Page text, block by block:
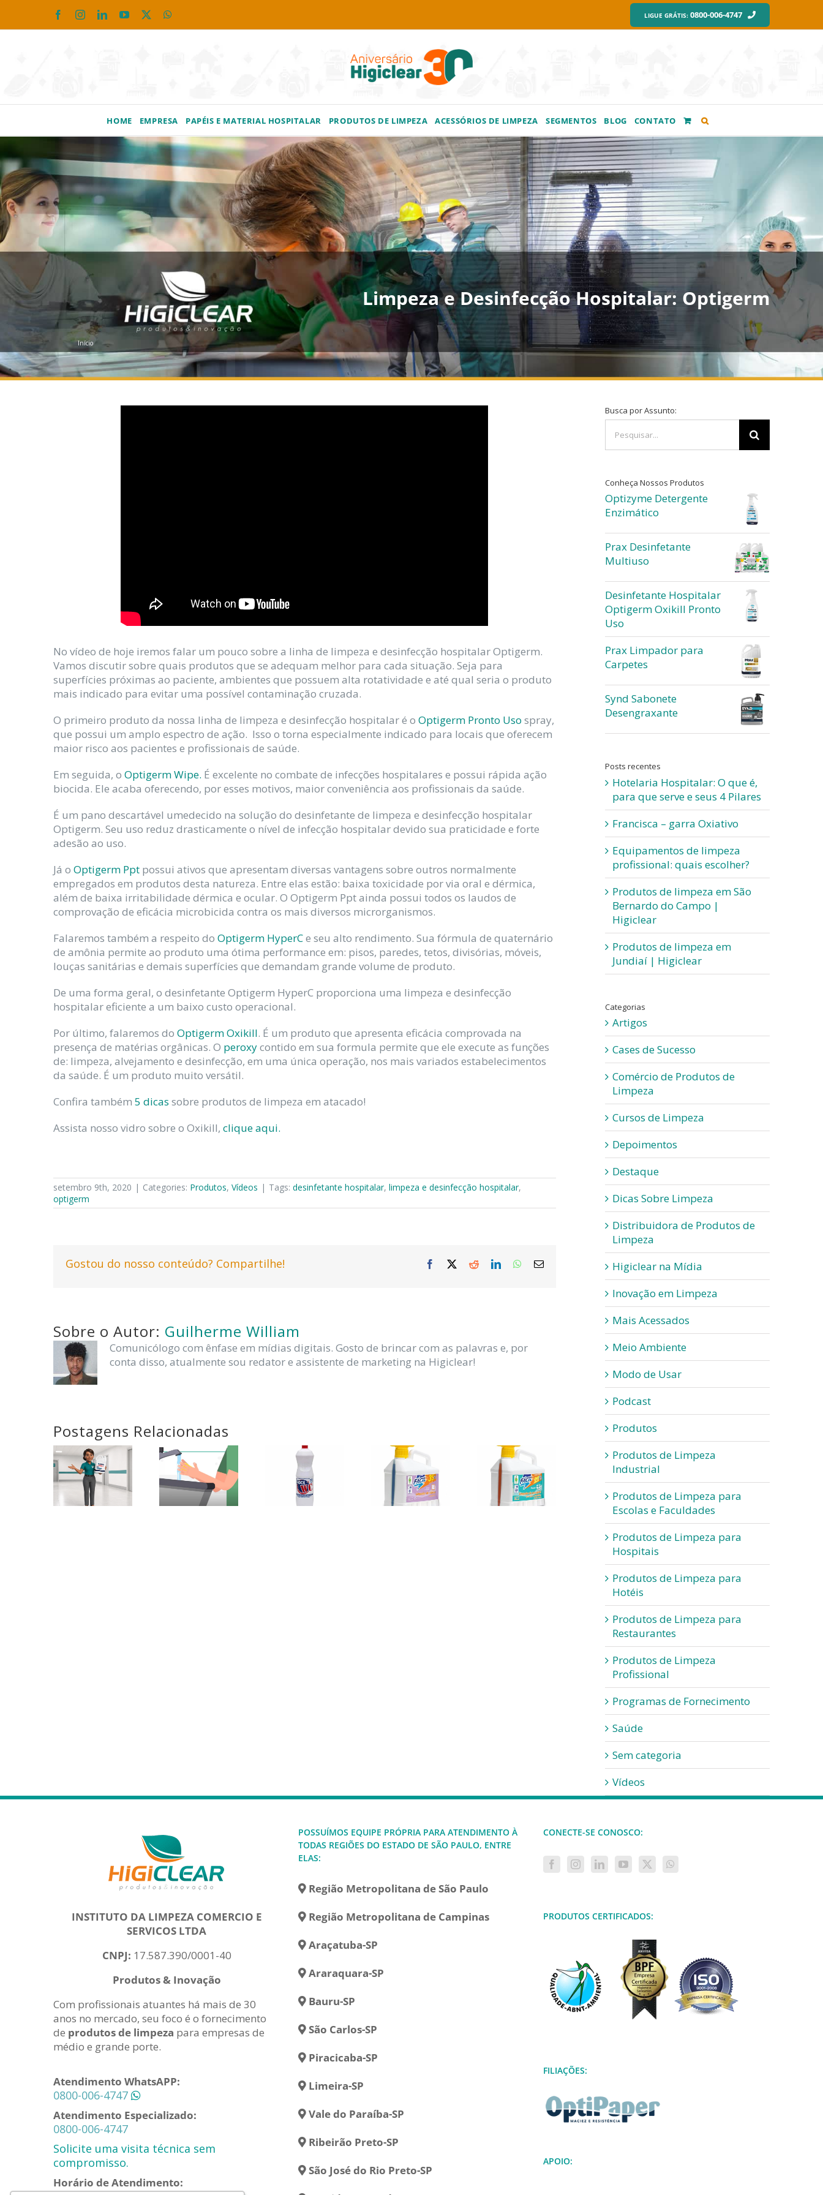
o
FacebookInstagramLinkedInYouTube LIGUE GRÁTIS: 0800-006-4747
HOME EMPRESA PAPÉIS E MATERIAL HOSPITALAR PRODUTOS DE LIMPEZA ACESSÓRIOS DE LIMPEZA SEGMENTOS BLOG CONTATO
Limpeza e Desinfecção Hospitalar: Optigerm
Início
No vídeo de hoje iremos falar um pouco sobre a linha de limpeza e desinfecção hospitalar Optigerm.
Vamos discutir sobre quais produtos que se adequam melhor para cada situação. Seja para
superfícies próximas ao paciente, ambientes que possuem alta rotatividade e até qual seria o produto
mais indicado para evitar uma possível contaminação cruzada.
O primeiro produto da nossa linha de limpeza e desinfecção hospitalar é o Optigerm Pronto Uso spray,
que possui um amplo espectro de ação. Isso o torna especialmente indicado para locais que oferecem
maior risco aos pacientes e profissionais de saúde.
Em seguida, o Optigerm Wipe. É excelente no combate de infecções hospitalares e possui rápida ação
biocida. Ele acaba oferecendo, por esses motivos, maior conveniência aos profissionais da saúde.
É um pano descartável umedecido na solução do desinfetante de limpeza e desinfecção hospitalar
Optigerm. Seu uso reduz drasticamente o nível de infecção hospitalar devido sua praticidade e forte
adesão ao uso.
Já o Optigerm Ppt possui ativos que apresentam diversas vantagens sobre outros normalmente
empregados em produtos desta natureza. Entre elas estão: baixa toxicidade por via oral e dérmica,
além de baixa irritabilidade dérmica e ocular. O Optigerm Ppt ainda possui todos os laudos de
comprovação de eficácia microbicida contra os mais diversos microrganismos.
Falaremos também a respeito do Optigerm HyperCe seu alto rendimento. Sua fórmula de quaternário
de amônia permite ao produto uma ótima performance em: pisos, paredes, tetos, divisórias, móveis,
louças sanitárias e demais superfícies que demandam grande volume de produto.
De uma forma geral, o desinfetante Optigerm HyperC proporciona uma limpeza e desinfecção
hospitalar eficiente a um baixo custo operacional.
Por último, falaremos do Optigerm Oxikill. É um produto que apresenta eficácia comprovada na
presença de matérias orgânicas. O peroxycontido em sua formula permite que ele execute as funções
de: limpeza, alvejamento e desinfecção, em uma única operação, nos mais variados estabelecimentos
da saúde. É um produto muito versátil.
Confira também 5 dicas sobre produtos de limpeza em atacado!
Assista nosso vidro sobre o Oxikill, clique aqui.
setembro 9th, 2020 | Categories: Produtos, Vídeos | Tags: desinfetante hospitalar, limpeza e desinfecção hospitalar,
optigerm
Gostou do nosso conteúdo? Compartilhe! Facebook
X RedditLinkedInWhatsApp
E-
Sobre o Autor: Guilherme William
Comunicólogo com ênfase em mídias digitais. Gosto de brincar com as palavras e, por
conta disso, atualmente sou redator e assistente de marketing na Higiclear!
Postagens Relacionadas
Francisca –
garra
Antissepsia
das mãos
| Opticare
SS
Limpador
Ácido
Fácil 35 SB
Limpador
para
Vidros
Limpador
Geral
Oxiativo
| Opticare
Busca por Assunto:
resultados
para:
Conheça Nossos Produtos
Optizyme Detergente
Enzimático
Prax Desinfetante
Multiuso
Desinfetante Hospitalar
Optigerm Oxikill Pronto
Uso
Prax Limpador para
Carpetes
Synd Sabonete
Desengraxante
Posts recentes
Hotelaria Hospitalar: O que é,
para que serve e seus 4 Pilares
Francisca – garra Oxiativo
Equipamentos de limpeza
profissional: quais escolher?
Produtos de limpeza em São
Bernardo do Campo |
Higiclear
Produtos de limpeza em
Jundiaí | Higiclear
Categorias
Artigos
Cases de Sucesso
Comércio de Produtos de
Limpeza
Cursos de Limpeza
Depoimentos
Destaque
Dicas Sobre Limpeza
Distribuidora de Produtos de
Limpeza
Higiclear na Mídia
Inovação em Limpeza
Mais Acessados
Meio Ambiente
Modo de Usar
Podcast
Produtos
Produtos de Limpeza
Industrial
Produtos de Limpeza para
Escolas e Faculdades
Produtos de Limpeza para
Hospitais
Produtos de Limpeza para
Hotéis
Produtos de Limpeza para
Restaurantes
Produtos de Limpeza
Profissional
Programas de Fornecimento
Saúde
Sem categoria
Vídeos
INSTITUTO DA LIMPEZA COMERCIO E
SERVICOS LTDA
CNPJ: 17.587.390/0001-40
Produtos & Inovação
Com profissionais atuantes há mais de 30
anos no mercado, seu foco é o fornecimento
de produtos de limpeza para empresas de
médio e grande porte.
Atendimento WhatsAPP:
0800-006-4747
Atendimento Especializado:
0800-006-4747
Solicite uma visita técnica sem
compromisso.
Horário de Atendimento:
POSSUÍMOS EQUIPE PRÓPRIA PARA ATENDIMENTO À
TODAS REGIÕES DO ESTADO DE SÃO PAULO, ENTRE
ELAS:
Região Metropolitana de São Paulo
Região Metropolitana de Campinas
Araçatuba-SP
Araraquara-SP
Bauru-SP
São Carlos-SP
Piracicaba-SP
Limeira-SP
Vale do Paraíba-SP
Ribeirão Preto-SP
São José do Rio Preto-SP
CONECTE-SE CONOSCO:
PRODUTOS CERTIFICADOS:
FILIAÇÕES:
APOIO: